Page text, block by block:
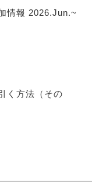
情報 2026.Jun.~
く方法（その